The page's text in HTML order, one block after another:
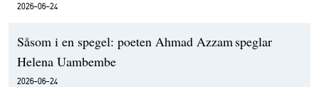
2026-06-24
Såsom i en spegel: poeten Ahmad Azzam speglar
Helena Uambembe
2026-06-24